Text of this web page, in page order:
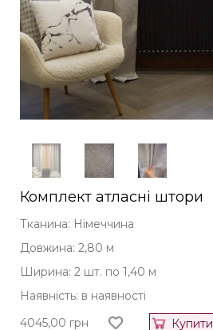
Комплект атласні штори
Тканина: Німеччина
Довжина: 2,80 м
Ширина: 2 шт. по 1,40 м
Наявність: в наявності
4045,00 грн Купити